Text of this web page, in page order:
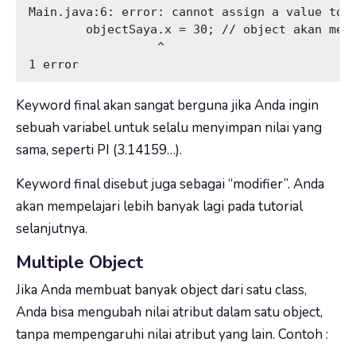
Main.java:6: error: cannot assign a value
objectSaya.x = 30; // object akan
                  ^
1 error
Keyword finalakan sangat berguna jika Anda ingin
sebuah variabel untuk selalu menyimpan nilai yang
sama, seperti PI (3.14159…).
Keyword finaldisebut juga sebagai “modifier”. Anda
akan mempelajari lebih banyak lagi pada tutorial
selanjutnya.
Multiple Object
Jika Anda membuat banyak object dari satu class,
Anda bisa mengubah nilai atribut dalam satu object,
tanpa mempengaruhi nilai atribut yang lain. Contoh :